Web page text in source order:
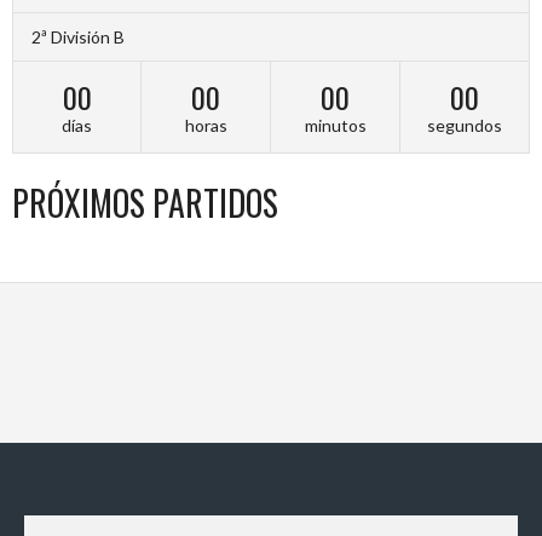
2ª División B
00
días
00
horas
00
minutos
00
segundos
PRÓXIMOS PARTIDOS